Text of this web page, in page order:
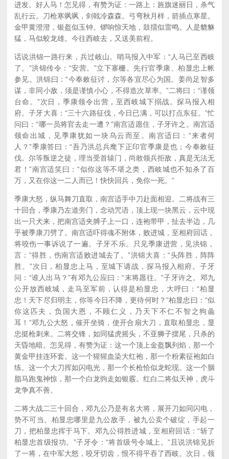
进发。好人马！怎见得，有赞为证：一路上：旌旗迷丽日，杀气
乱行云。刀枪寒飒飒，剑戟冷森森。弓弯秋月样，箭插点寒星。
金甲黄澄澄，银盔似玉钟。锣响惊天地，鼓擂似雷鸣。人是貔貅
猛，马似蛟龙雄。今往西岐去，又送美前程。
话说洪锦一路行来，兵过岐山。哨马报入中军：“人马已至西岐
了。”洪锦传令：“安营。”立下寨栅。先行官季康、柏显忠上帐
参见。洪锦曰：“今奉敕征讨，尔等各宜尽心为国。姜尚足智多
谋，非同小敌，须是谨慎小心，不得造次草率。”二将曰：“谨领
台命。”次日，季康领令出营，至西岐城下搦战。探马报入相
府。子牙大喜：“三十六路征伐，今日已满，可以打点东征。”忙
问曰：“哪一员将官去走一遭？”南宫适愿住，子牙许之。南宫适
领命出城，见季康犹如一块乌云而至。南宫适曰：“来者何
人？”季康答曰：“吾乃洪总兵麾下正印官季康是也；今奉敕征
伐。尔等叛逆之徒，理当受首辕门，尚敢领兵拒敌，真是无法无
君！”南宫适笑曰：“似你这等不堪之类，西岐城也不知杀了百
万，又在你这一二人而已！快快回兵，免你一死。”
季康大怒，纵马舞刀直取，南宫适手中刀赴面相迎。二将战有三
十回合，季康乃左道旁门，念动咒语，顶上现一块黑云，云中现
出一只犬来，把南宫适夹膊子上一口，连袍带甲，扯去半边，几
乎被季康刀劈了。南宫适吓得魂不附体，败进城，至相府回话，
将咬伤一事诉说了一遍。子牙不乐。只见季康进营，见洪锦，
言：“得胜，伤南宫适败进城去了。”洪锦大喜：“头阵胜，阵阵
胜。”次日，柏显忠上马，至城下请战，探马报入相府。子牙
问：“谁人出马？”有邓九公应曰：“末将愿往。”子牙许之。邓九
公开放西岐城，走马至军前，认得是柏显忠，大呼曰：“柏显
忠！天下尽归明主，你等今日不降，更待何时？”柏显忠曰：“似
你这匹夫，负国大恩，不顾仁义，乃天下不仁不智之狗彘
耳！”邓九公大怒，催开坐骑，使开合扇大刀，直取柏显忠，显
忠挺枪刺来。二将交锋，如同猛虎摇头，不亚狮子摆尾，只杀的
天昏地暗。怎见得，有赞为证：这一个顶上金盔飘列焰，那一个
黄金甲挂连环套。这一个猩猩血染大红袍，那一个粉素征袍如白
练。这一个大刀挥如闪电光，那一个长枪恰似龙蛇现。这一个胭
脂马跑鬼神惊，那一个白龙驹走如银霰。红白二将似天神，虎斗
龙争真不善。
二将大战二三十回合，邓九公乃是有名大将，展开刀如同闪电，
势不可当。柏显忠哪里是九公敌手，被九公卖个破绽，手起一
刀，把柏显忠挥于马下。邓九公得胜进城，至相府回话：“斩了
柏显忠首级报功。”子牙令：“将首级号令城上。”且说洪锦见折
了一将，在中军大怒，咬牙切齿，恨不得平吞了西岐。次日，领